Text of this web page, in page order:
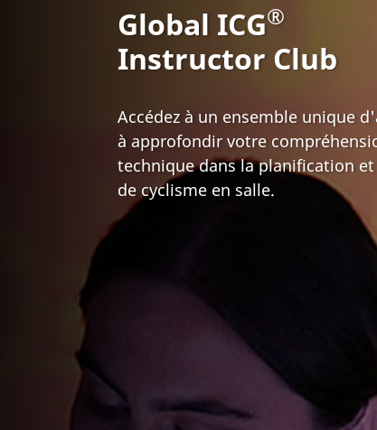
Global ICG®
Instructor Club
Accédez à un ensemble unique
à approfondir votre
technique dans la planification
de cyclisme en salle.